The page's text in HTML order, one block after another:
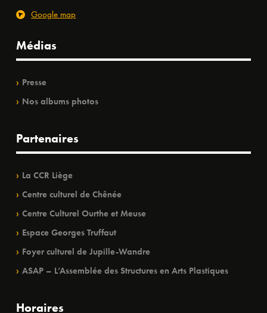
Google map
Médias
Presse
Nos albums photos
Partenaires
La CCR Liège
Centre culturel de Chênée
Centre Culturel Ourthe et Meuse
Espace Georges Truffaut
Foyer culturel de Jupille-Wandre
ASAP – L’Assemblée des Structures en Arts Plastiques
Horaires